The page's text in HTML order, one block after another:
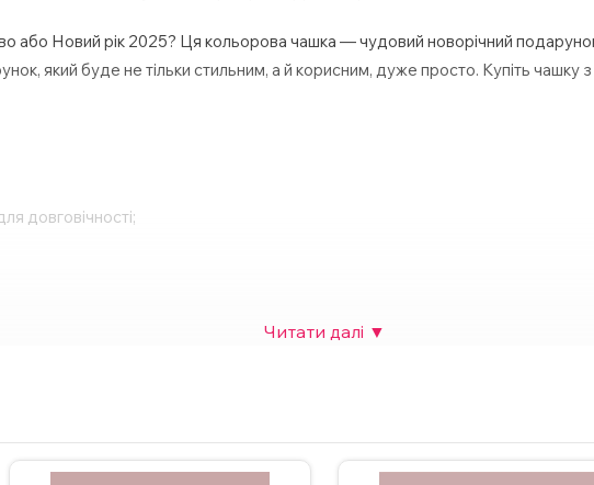
або Новий рік 2025? Ця кольорова чашка — чудовий новорічний
який буде не тільки стильним, а й корисним, дуже просто. Купіть чашку з
довговічності;
заявку на сайті.
рекомендується мити чашку в посудомийній машині та нагрівати у